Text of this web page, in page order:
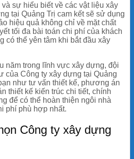
sự hiểu biết về các vật liệu xây
tại Quảng Trị cam kết sẽ sử dụng
hiệu quả không chỉ về mặt chất
tối đa bài toán chi phí của khách
có thể yên tâm khi bắt đầu xây
năm trong lĩnh vực xây dựng, đội
của Công ty xây dựng tại Quảng
như tư vấn thiết kế, phương án
thiết kế kiến trúc chi tiết, chính
để có thể hoàn thiện ngôi nhà
phí phù hợp nhất.
Công ty xây dựng